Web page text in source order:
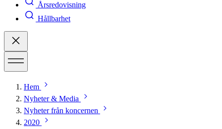
Årsredovisning
Hållbarhet
Hem
Nyheter & Media
Nyheter från koncernen
2020